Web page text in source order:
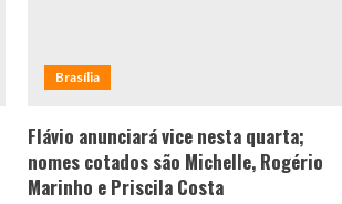
Brasília
Flávio anunciará vice nesta quarta;
nomes cotados são Michelle, Rogério
Marinho e Priscila Costa